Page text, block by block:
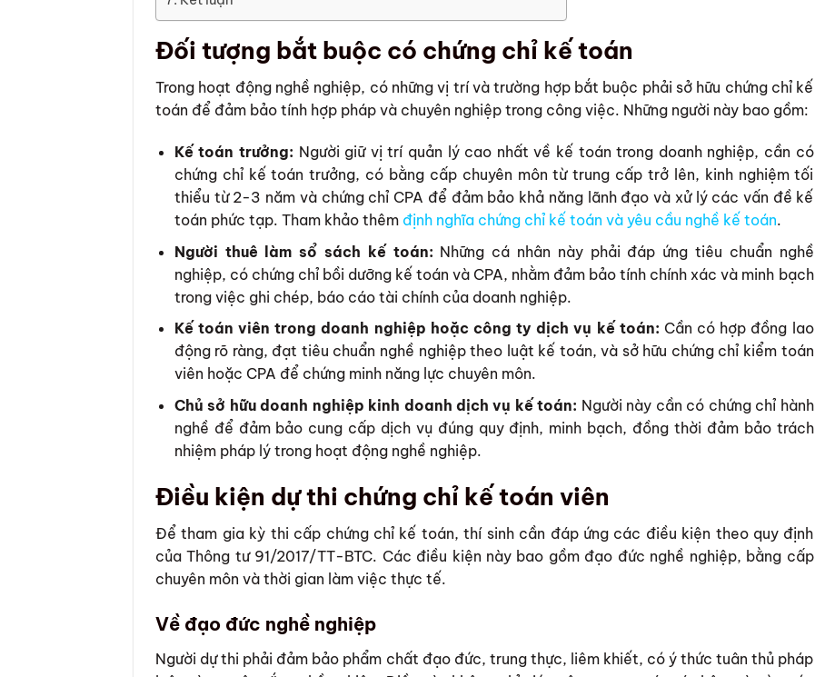
Đối tượng bắt buộc có chứng chỉ kế toán
Trong hoạt động nghề nghiệp, có những vị trí và trường hợp bắt buộc phải sở hữu chứng chỉ kế
toán để đảm bảo tính hợp pháp và chuyên nghiệp trong công việc. Những người này bao gồm:
Kế toán trưởng: Người giữ vị trí quản lý cao nhất về kế toán trong doanh nghiệp, cần có
chứng chỉ kế toán trưởng, có bằng cấp chuyên môn từ trung cấp trở lên, kinh nghiệm tối
thiểu từ 2-3 năm và chứng chỉ CPA để đảm bảo khả năng lãnh đạo và xử lý các vấn đề kế
toán phức tạp. Tham khảo thêm định nghĩa chứng chỉ kế toán và yêu cầu nghề kế toán.
Người thuê làm sổ sách kế toán: Những cá nhân này phải đáp ứng tiêu chuẩn nghề
nghiệp, có chứng chỉ bồi dưỡng kế toán và CPA, nhằm đảm bảo tính chính xác và minh bạch
trong việc ghi chép, báo cáo tài chính của doanh nghiệp.
Kế toán viên trong doanh nghiệp hoặc công ty dịch vụ kế toán: Cần có hợp đồng lao
động rõ ràng, đạt tiêu chuẩn nghề nghiệp theo luật kế toán, và sở hữu chứng chỉ kiểm toán
viên hoặc CPA để chứng minh năng lực chuyên môn.
Chủ sở hữu doanh nghiệp kinh doanh dịch vụ kế toán: Người này cần có chứng chỉ hành
nghề để đảm bảo cung cấp dịch vụ đúng quy định, minh bạch, đồng thời đảm bảo trách
nhiệm pháp lý trong hoạt động nghề nghiệp.
Điều kiện dự thi chứng chỉ kế toán viên
Để tham gia kỳ thi cấp chứng chỉ kế toán, thí sinh cần đáp ứng các điều kiện theo quy định
của Thông tư 91/2017/TT-BTC. Các điều kiện này bao gồm đạo đức nghề nghiệp, bằng cấp
chuyên môn và thời gian làm việc thực tế.
Về đạo đức nghề nghiệp
Người dự thi phải đảm bảo phẩm chất đạo đức, trung thực, liêm khiết, có ý thức tuân thủ pháp